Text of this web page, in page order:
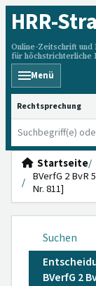
HRR-
Online-Zeitschrift und
für höchstrichterliche
Menü
HRRS
Startseite
BVerfG 2 BvR
Nr. 811]
Suchen
BVerfG 2